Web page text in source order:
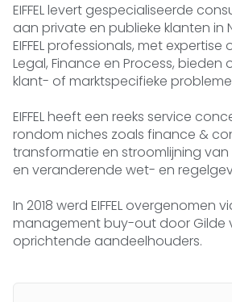
EIFFEL levert gespecialiseerde
aan private en publieke klanten in
EIFFEL professionals, met
Legal, Finance en Process,
klant- of marktspecifieke
EIFFEL heeft een reeks service
rondom niches zoals finance &
transformatie en stroomlijning
en veranderende wet- en
In 2018 werd EIFFEL overgenomen
management buy-out door Gilde
oprichtende aandeelhouders.